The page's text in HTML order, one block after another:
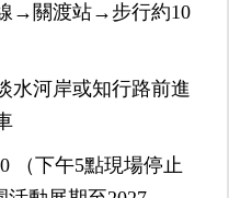
→關渡站→步行約10
水河岸或知行路前進
（下午5點現場停止